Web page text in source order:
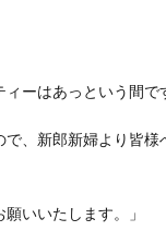
ィーはあっという間で
、 新郎新婦より皆様
いいたします。」